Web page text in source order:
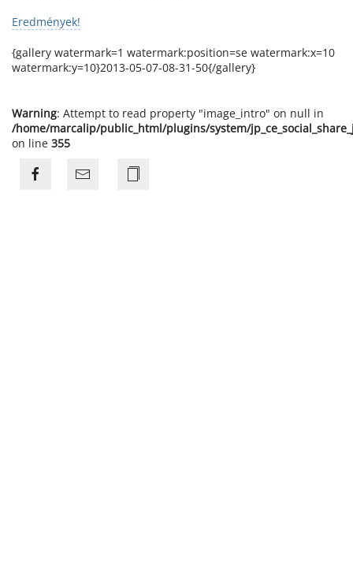
Eredmények!
{gallery watermark=1 watermark:position=se watermark:x=10
watermark:y=10}2013-05-07-08-31-50{/gallery}
Warning: Attempt to read property "image_intro" on null in
/home/marcalip/public_html/plugins/system/
on line 355